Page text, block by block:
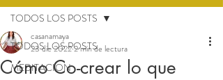
TODOS LOS POSTS
MEDITACION
TODOS LOS POSTS
Cómo Co-crear lo que
casanamaya
23 dic 20222 min de lectura